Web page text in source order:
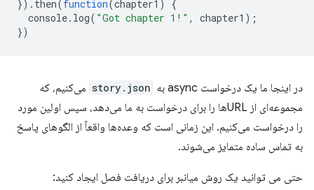
}). then(function(chapter1 )
{
console. log( "Got chapter 1!" , chapter1 );
})
در اینجا ما یک درخواست async به story.json می‌کنیم، که
مجموعه‌ای از URLها را برای درخواست به ما می‌دهد، سپس اولین مورد
را درخواست می‌کنیم. این زمانی است که وعده‌ها واقعاً از الگوهای پاسخ
به تماس ساده متمایز می‌شوند.
حتی می توانید یک روش میانبر برای دریافت فصل ایجاد کنید: